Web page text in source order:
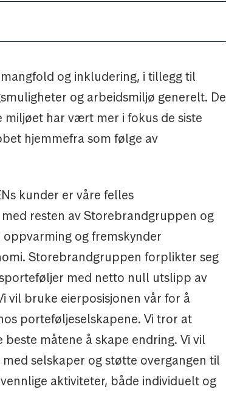
og inkludering, i tillegg til
og arbeidsmiljø generelt. De
miljøet har vært mer i fokus de siste
hjemmefra som følge av
kunder er våre felles
resten av Storebrandgruppen og
og fremskynder
Storebrandgruppen forplikter seg
med netto null utslipp av
vil bruke eierposisjonen vår for å
porteføljeselskapene. Vi tror at
måtene å skape endring. Vi vil
selskaper og støtte overgangen til
aktiviteter, både individuelt og